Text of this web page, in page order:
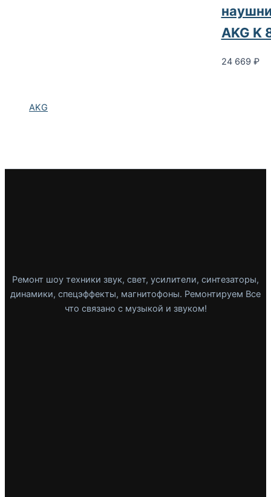
AKG
AKG K
24 669 ₽
Ремонт шоу техники звук, свет, усилители, синтезаторы,
динамики, спецэффекты, магнитофоны. Ремонтируем Все
что связано с музыкой и звуком!